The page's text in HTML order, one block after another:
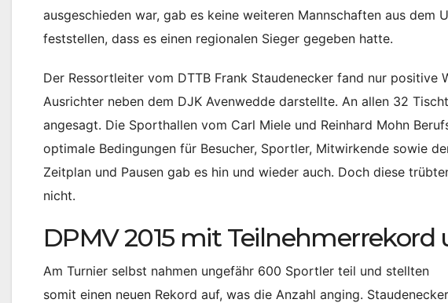
ausgeschieden war, gab es keine weiteren Mannschaften aus dem
feststellen, dass es einen regionalen Sieger gegeben hatte.
Der Ressortleiter vom DTTB Frank Staudenecker fand nur positive
Ausrichter neben dem DJK Avenwedde darstellte. An allen 32
angesagt. Die Sporthallen vom Carl Miele und Reinhard Mohn
optimale Bedingungen für Besucher, Sportler, Mitwirkende sowie
Zeitplan und Pausen gab es hin und wieder auch. Doch diese
nicht.
DPMV 2015 mit
Am Turnier selbst nahmen ungefähr 600 Sportler teil und stellten
somit einen neuen Rekord auf, was die Anzahl anging. Staudenecker